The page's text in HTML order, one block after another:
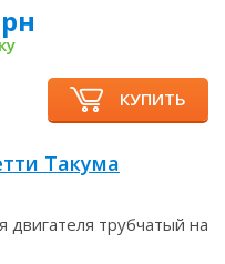
КУПИТЬ
Такума
трубчатый на